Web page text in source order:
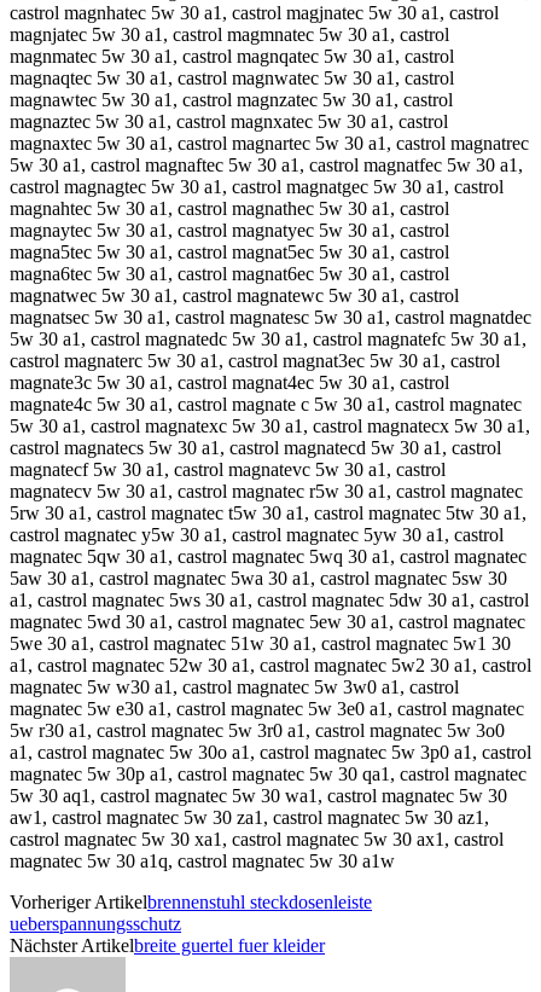
Vorheriger Artikelbrennenstuhl steckdosenleiste
ueberspannungsschutz
Nächster Artikelbreite guertel fuer kleider